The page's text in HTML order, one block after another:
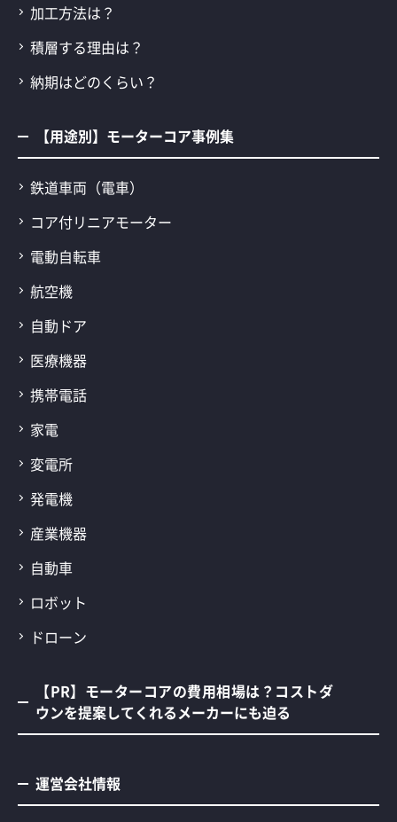
加工方法は？
積層する理由は？
納期はどのくらい？
【用途別】モーターコア事例集
鉄道車両（電車）
コア付リニアモーター
電動自転車
航空機
自動ドア
医療機器
携帯電話
家電
変電所
発電機
産業機器
自動車
ロボット
ドローン
【PR】モーターコアの費用相場は？コストダ
ウンを提案してくれるメーカーにも迫る
運営会社情報